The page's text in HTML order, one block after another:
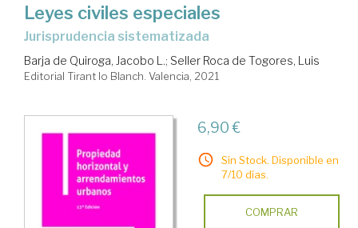
Leyes civiles especiales
jurisprudencia sistematizada
Barja de Quiroga, Jacobo L.; Seller Roca de Togores, Luis
Editorial Tirant lo Blanch. Valencia, 2021
6,90 €
Sin Stock. Disponible en
7/10 días.
COMPRAR